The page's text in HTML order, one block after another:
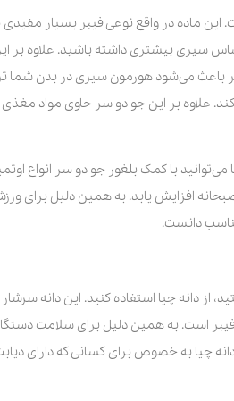
این ماده در واقع نوعی فیبر بسیار
بیشتری داشته باشید. علاوه بر
باعث می‌شود هورمون سیری در بدن شما
علاوه بر این جو دو سر حاوی مواد
با کمک بلغور جو دو سر انواع
افزایش یابد. به همین دلیل برای
دانست.
از دانه چیا استفاده کنید. این دانه
هر 28 گرم، دارای ده گرم فیبر است. به همین دلیل
چیا به خصوص برای کسانی که دارای